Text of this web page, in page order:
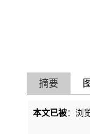
摘要
本文已被：浏